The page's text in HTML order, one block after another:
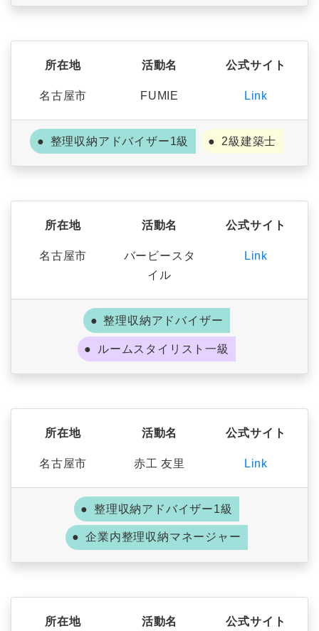
所在地
名古屋市
活動名
FUMIE
公式サイト
Link
整理収納アドバイザー1級 2級建築士
所在地
名古屋市
活動名
バービースタ
イル
公式サイト
Link
整理収納アドバイザー
ルームスタイリスト一級
所在地
名古屋市
活動名
赤工 友里
公式サイト
Link
整理収納アドバイザー1級
企業内整理収納マネージャー
所在地 活動名 公式サイト